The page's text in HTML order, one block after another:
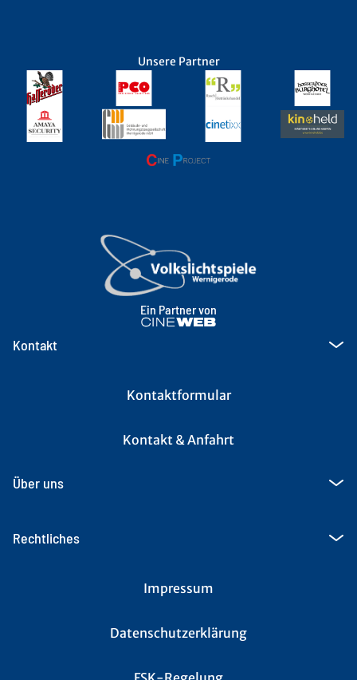
Unsere Partner
Ein Partner von
Kontakt
Kontaktformular
Kontakt & Anfahrt
Über uns
Rechtliches
Impressum
Datenschutzerklärung